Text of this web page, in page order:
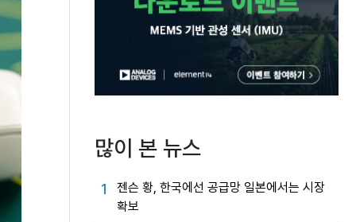
많이 본 뉴스
1
젠슨 황, 한국에선 공급망 일본에서는 시장
확보